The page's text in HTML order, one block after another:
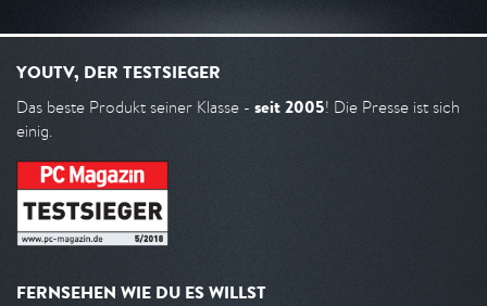
YOUTV, DER TESTSIEGER
Das beste Produkt seiner Klasse - seit 2005! Die Presse ist sich
einig.
FERNSEHEN WIE DU ES WILLST